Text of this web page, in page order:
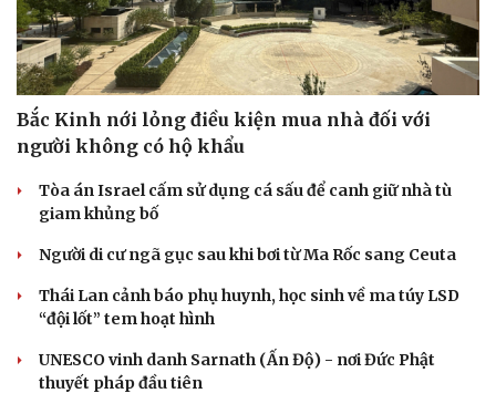
Cải chính
Bắc Kinh nới lỏng điều kiện mua nhà đối với
người không có hộ khẩu
Tòa án Israel cấm sử dụng cá sấu để canh giữ nhà tù
giam khủng bố
Người di cư ngã gục sau khi bơi từ Ma Rốc sang Ceuta
Thái Lan cảnh báo phụ huynh, học sinh về ma túy LSD
“đội lốt” tem hoạt hình
UNESCO vinh danh Sarnath (Ấn Độ) - nơi Đức Phật
thuyết pháp đầu tiên